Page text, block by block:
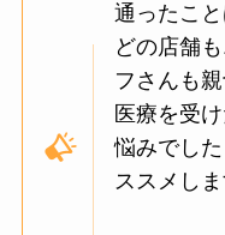
通ったこ
どの店舗
フさんも
医療を受
悩みでし
ススメしま